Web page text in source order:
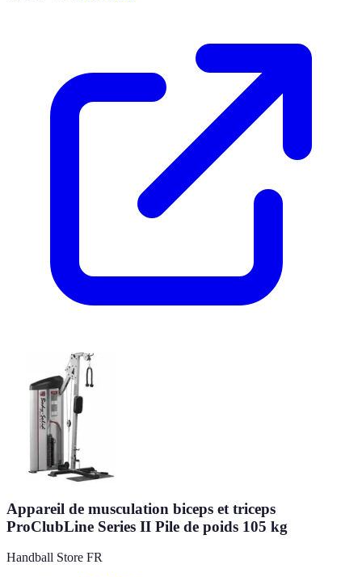
Appareil de musculation biceps et triceps
ProClubLine Series II Pile de poids 105 kg
Handball Store FR